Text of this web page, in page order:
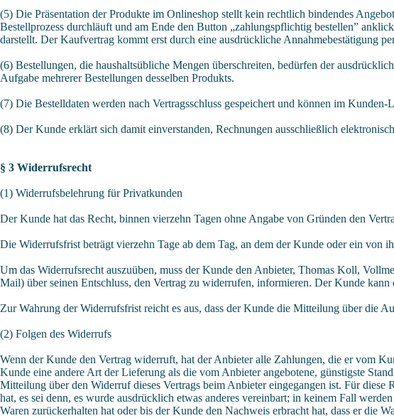
(5) Die Präsentation der Produkte im Onlineshop stellt kein rechtlich bindendes
Bestellprozess durchläuft und am Ende den Button „zahlungspflichtig bestellen”
darstellt. Der Kaufvertrag kommt erst durch eine ausdrückliche Annahmebestätigung
(6) Bestellungen, die haushaltsübliche Mengen überschreiten, bedürfen der
Aufgabe mehrerer Bestellungen desselben Produkts.
(7) Die Bestelldaten werden nach Vertragsschluss gespeichert und können im Kunden-
(8) Der Kunde erklärt sich damit einverstanden, Rechnungen ausschließlich
§ 3 Widerrufsrecht
(1) Widerrufsbelehrung für Privatkunden
Der Kunde hat das Recht, binnen vierzehn Tagen ohne Angabe von Gründen den
Die Widerrufsfrist beträgt vierzehn Tage ab dem Tag, an dem der Kunde oder ein von
Um das Widerrufsrecht auszuüben, muss der Kunde den Anbieter, Thomas Koll,
Mail) über seinen Entschluss, den Vertrag zu widerrufen, informieren. Der Kunde
Zur Wahrung der Widerrufsfrist reicht es aus, dass der Kunde die Mitteilung über die
(2) Folgen des Widerrufs
Wenn der Kunde den Vertrag widerruft, hat der Anbieter alle Zahlungen, die er vom
Kunde eine andere Art der Lieferung als die vom Anbieter angebotene, günstigste
Mitteilung über den Widerruf dieses Vertrags beim Anbieter eingegangen ist. Für
hat, es sei denn, es wurde ausdrücklich etwas anderes vereinbart; in keinem Fall
Waren zurückerhalten hat oder bis der Kunde den Nachweis erbracht hat, dass er die